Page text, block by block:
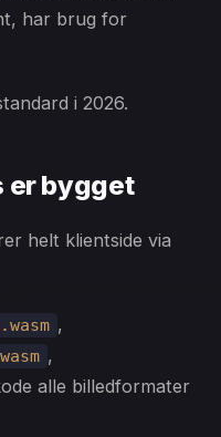
har brug for
i 2026.
er bygget
helt klientside via
,
,
alle billedformater